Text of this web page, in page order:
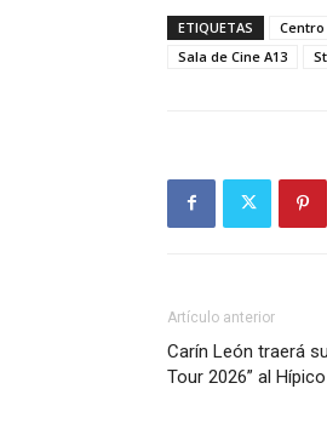
ETIQUETAS Centro
Sala de Cine A13
Artículo anterior
Carín León traerá
Tour 2026” al